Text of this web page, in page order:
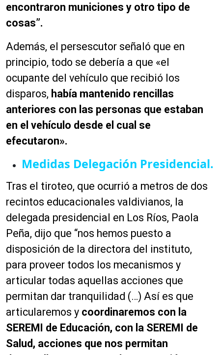
encontraron municiones y otro tipo de
cosas”.
Además, el persescutor señaló que en
principio, todo se debería a que «el
ocupante del vehículo que recibió los
disparos, había mantenido rencillas
anteriores con las personas que estaban
en el vehículo desde el cual se
efecutaron».
Medidas Delegación Presidencial.
Tras el tiroteo, que ocurrió a metros de dos
recintos educacionales valdivianos, la
delegada presidencial en Los Ríos, Paola
Peña, dijo que “nos hemos puesto a
disposición de la directora del instituto,
para proveer todos los mecanismos y
articular todas aquellas acciones que
permitan dar tranquilidad (…) Así es que
articularemos y coordinaremos con la
SEREMI de Educación, con la SEREMI de
Salud, acciones que nos permitan